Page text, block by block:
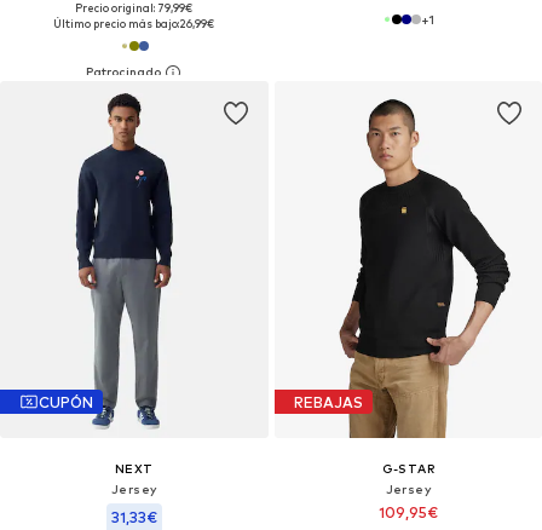
Precio original: 79,99€
Último precio más bajo:26,99€ +1
CUPÓN
NEXT
Jersey
31,33€
REBAJAS
G-STAR
Jersey
109,95€